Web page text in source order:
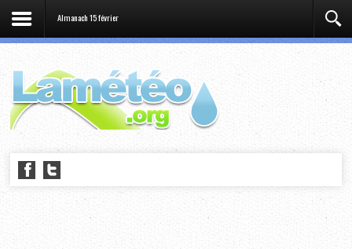
Almanach 15 février